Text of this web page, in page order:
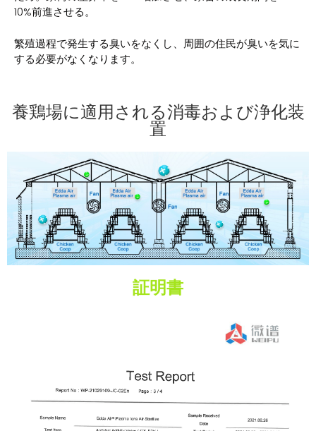
10%前進させる。
繁殖過程で発生する臭いをなくし、周囲の住民が臭いを気に
する必要がなくなります。
養鶏場に適用される消毒および浄化装
置
証明書